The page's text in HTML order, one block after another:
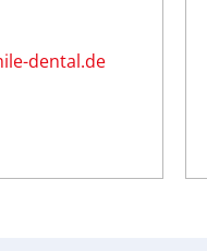
dental.de